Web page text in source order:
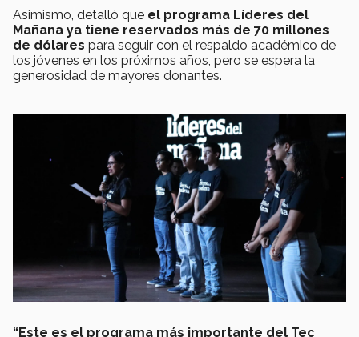
Asimismo, detalló que el programa Líderes del
Mañana ya tiene reservados más de 70 millones
de dólares para seguir con el respaldo académico de
los jóvenes en los próximos años, pero se espera la
generosidad de mayores donantes.
“Este es el programa más importante del Tec